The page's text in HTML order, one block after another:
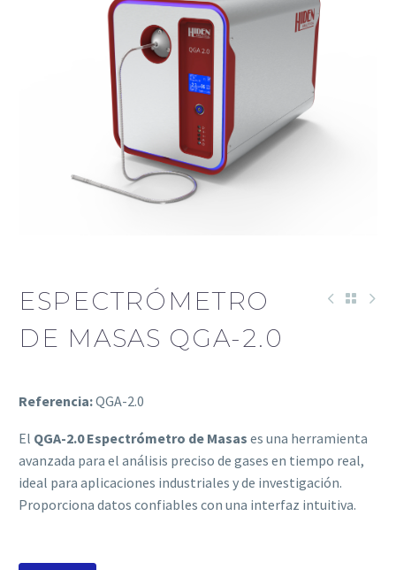
ESPECTRÓMETRO
DE MASAS QGA-2.0
Referencia:QGA-2.0
El QGA-2.0 Espectrómetro de Masas es una herramienta
avanzada para el análisis preciso de gases en tiempo real,
ideal para aplicaciones industriales y de investigación.
Proporciona datos confiables con una interfaz intuitiva.